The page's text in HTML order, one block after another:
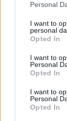
Personal
I want to
personal
Opted In
I want to
Personal
Opted In
I want to
Personal
Opted In
CNN: Γιατί
08/08/2026
όταν οι ΗΠΑ
08/08/2026
Νίκος
φίμωση